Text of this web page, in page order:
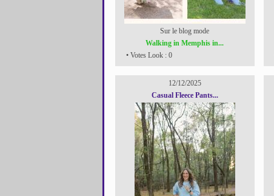
Sur le blog mode
Walking in Memphis in...
• Votes Look : 0
12/12/2025
Casual Fleece Pants...